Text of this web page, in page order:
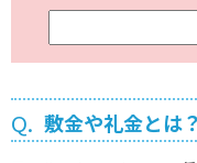
ー
ド
Q. 敷金や礼金とは？